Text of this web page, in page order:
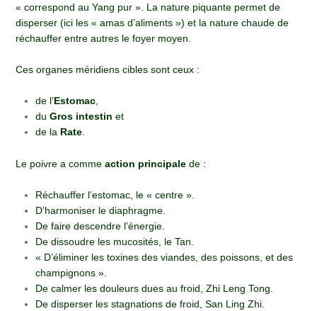
« correspond au Yang pur ». La nature piquante permet de
disperser (ici les « amas d’aliments ») et la nature chaude de
réchauffer entre autres le foyer moyen.
Ces organes méridiens cibles sont ceux :
de l’Estomac,
duGros intestin et
de la Rate.
Le poivre a commeaction principale de :
Réchauffer l’estomac, le « centre ».
D’harmoniser le diaphragme.
De faire descendre l’énergie.
De dissoudre les mucosités, le Tan.
« D’éliminer les toxines des viandes, des poissons, et des
champignons ».
De calmer les douleurs dues au froid, Zhi Leng Tong.
De disperser les stagnations de froid, San Ling Zhi.